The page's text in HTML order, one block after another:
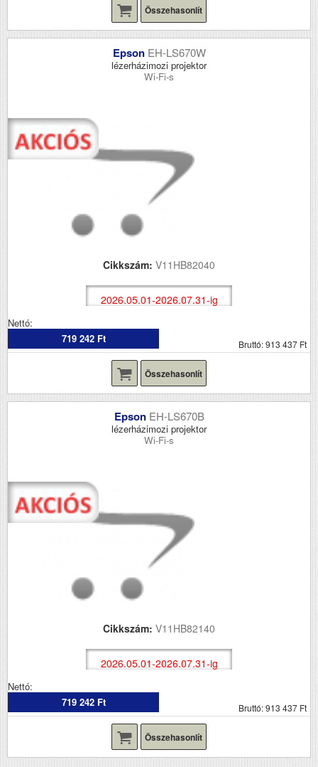
Összehasonlít
Epson EH-LS670W
lézerházimozi projektor
Wi-Fi-s
Cikkszám: V11HB82040
2026.05.01-2026.07.31-ig
Nettó:
719 242 Ft
Bruttó: 913 437 Ft
Összehasonlít
Epson EH-LS670B
lézerházimozi projektor
Wi-Fi-s
Cikkszám: V11HB82140
2026.05.01-2026.07.31-ig
Nettó:
719 242 Ft
Bruttó: 913 437 Ft
Összehasonlít